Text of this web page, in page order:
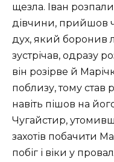
щезла. Іван
дівчини, прийшов
дух, який боронив
зустрічав, одразу
він розірве й
поблизу, тому став
навіть пішов на
Чугайстир,
захотів побачити
побіг і віки у